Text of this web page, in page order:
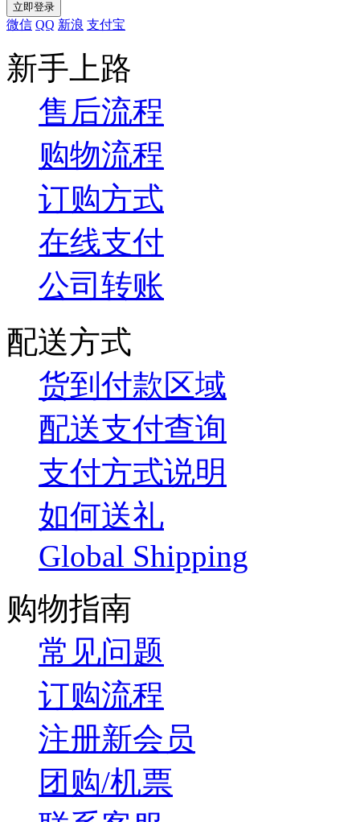
微信 QQ 新浪 支付宝
新手上路
售后流程
购物流程
订购方式
在线支付
公司转账
配送方式
货到付款区域
配送支付查询
支付方式说明
如何送礼
Global Shipping
购物指南
常见问题
订购流程
注册新会员
团购/机票